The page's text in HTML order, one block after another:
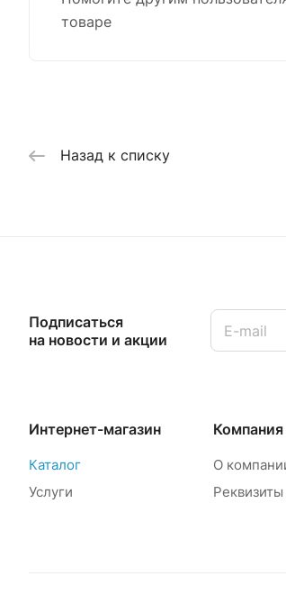
товаре
Назад к списку
Подписаться
на новости и акции
Интернет-магазин
Каталог
Услуги
Компания
О
Реквизиты